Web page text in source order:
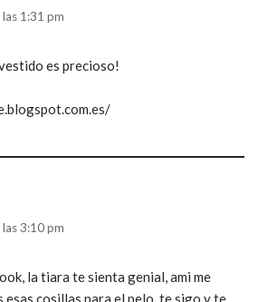
1:31 pm
es precioso!
3:10 pm
la tiara te sienta genial, ami me
esas cosillas para el pelo. te sigo y te